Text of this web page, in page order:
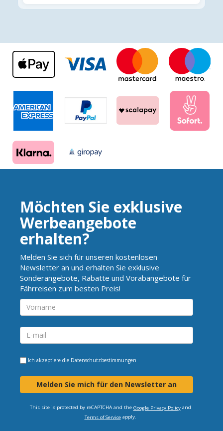
Möchten Sie exklusive
Werbeangebote
erhalten?
Melden Sie sich für unseren kostenlosen
Newsletter an und erhalten Sie exklusive
Sonderangebote, Rabatte und Vorabangebote für
Fährreisen zum besten Preis!
Ich akzeptiere die Datenschutzbestimmungen
Melden Sie mich für den Newsletter an
This site is protected by reCAPTCHA and the Google Privacy Policyand
Terms of Serviceapply.